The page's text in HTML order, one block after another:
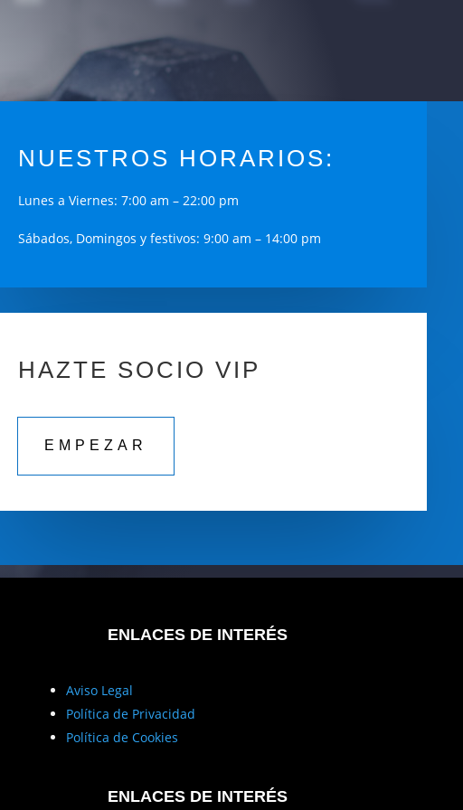
NUESTROS HORARIOS:
Lunes a Viernes: 7:00 am – 22:00 pm
Sábados, Domingos y festivos: 9:00 am – 14:00 pm
HAZTE SOCIO VIP
EMPEZAR
ENLACES DE INTERÉS
Aviso Legal
Política de Privacidad
Política de Cookies
ENLACES DE INTERÉS